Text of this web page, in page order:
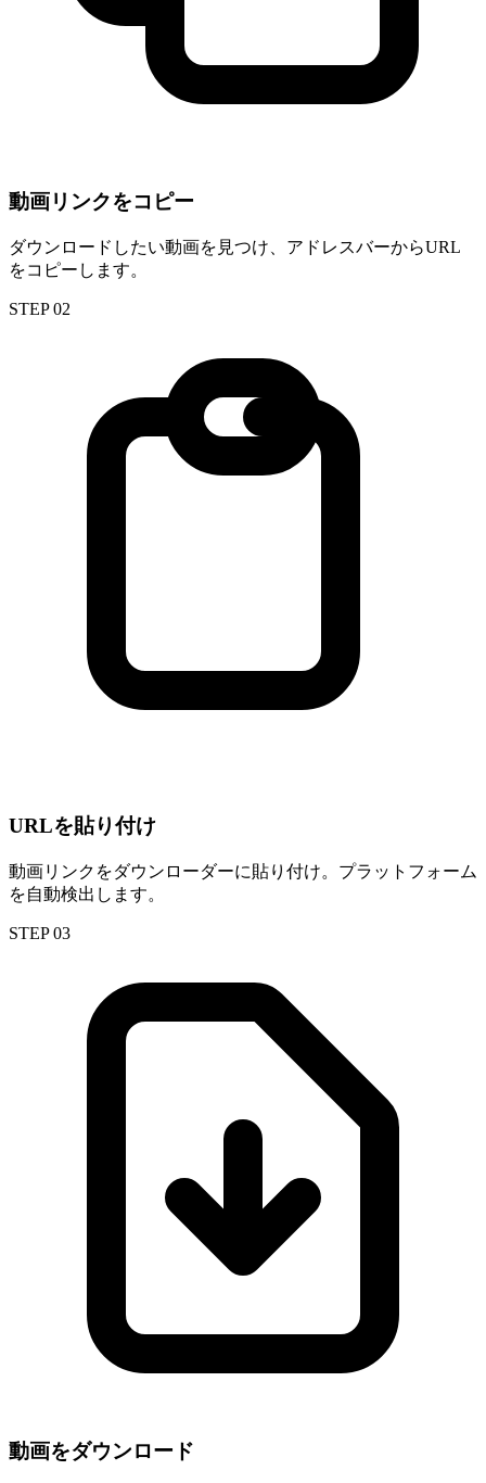
動画リンクをコピー
ダウンロードしたい動画を見つけ、アドレスバーからURL
をコピーします。
STEP 02
URLを貼り付け
動画リンクをダウンローダーに貼り付け。プラットフォーム
を自動検出します。
STEP 03
動画をダウンロード